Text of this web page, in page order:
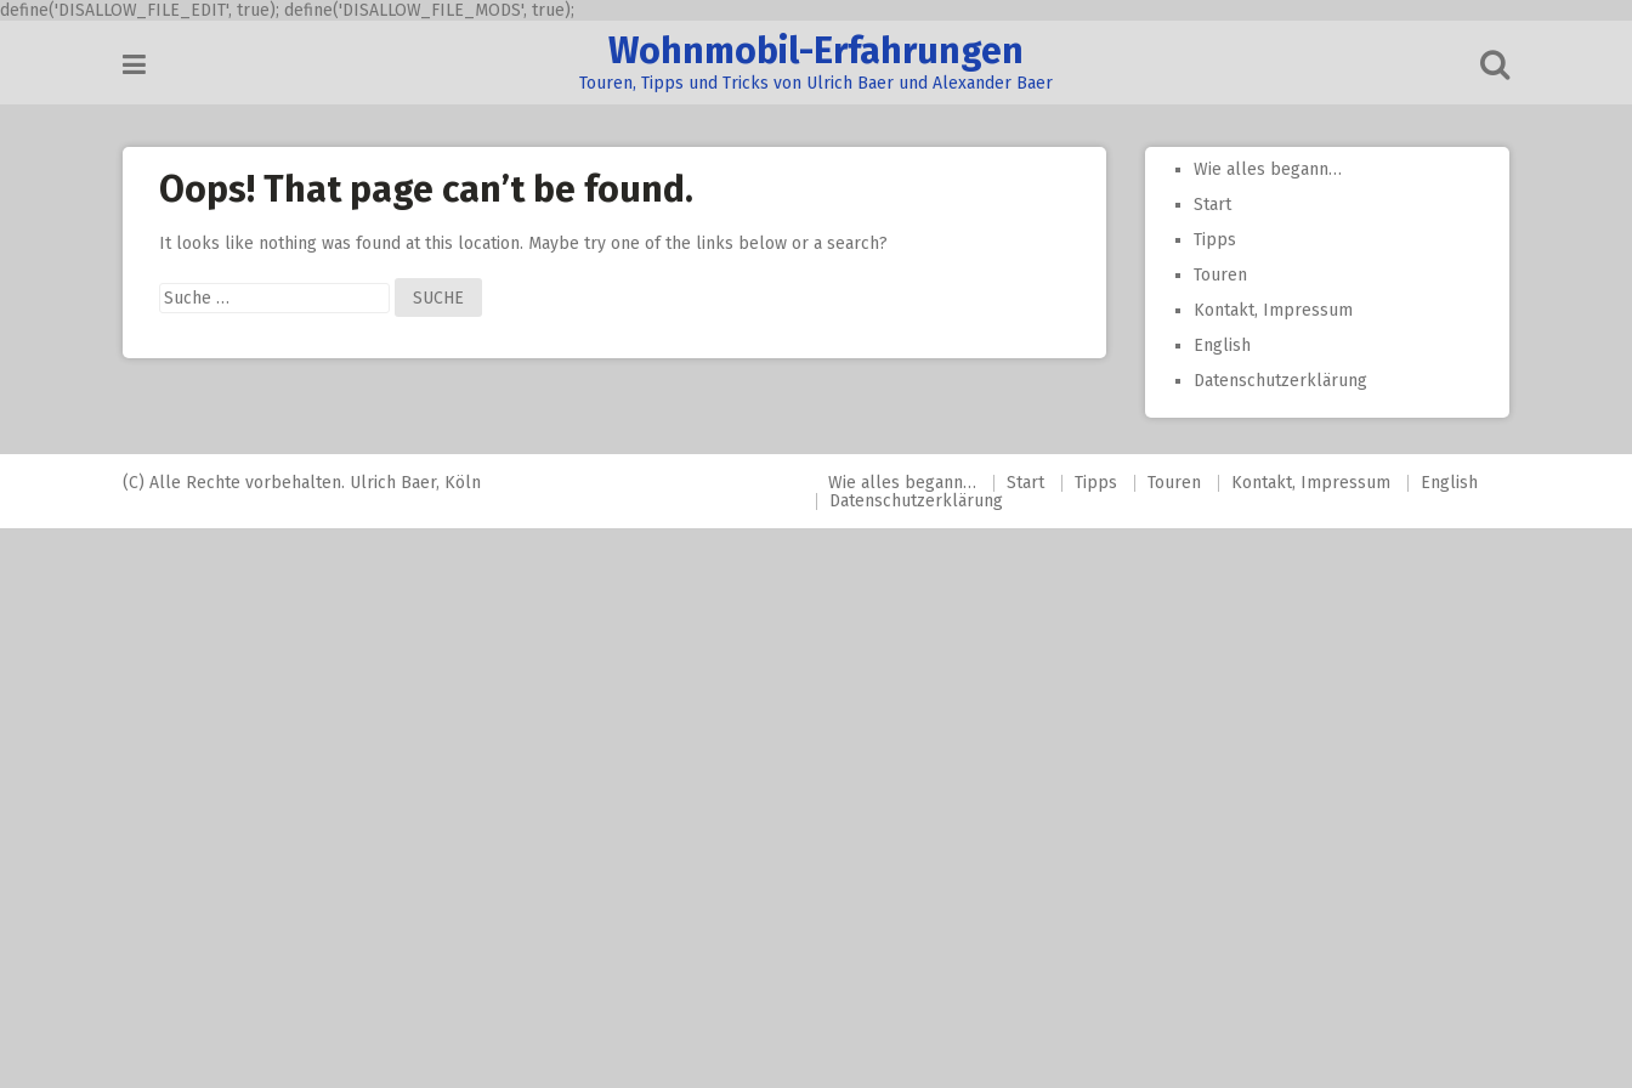
define('DISALLOW_FILE_EDIT', true); define('DISALLOW_FILE_MODS', true);
Wohnmobil-Erfahrungen
Touren, Tipps und Tricks von Ulrich Baer und Alexander Baer
Oops! That page can’t be found.
It looks like nothing was found at this location. Maybe try one of the links below or a search?
Suche
nach:
Wie alles begann…
Start
Tipps
Touren
Kontakt, Impressum
English
Datenschutzerklärung
(C) Alle Rechte vorbehalten. Ulrich Baer, Köln Wie alles begann… Start Tipps Touren Kontakt, Impressum
English
Datenschutzerklärung